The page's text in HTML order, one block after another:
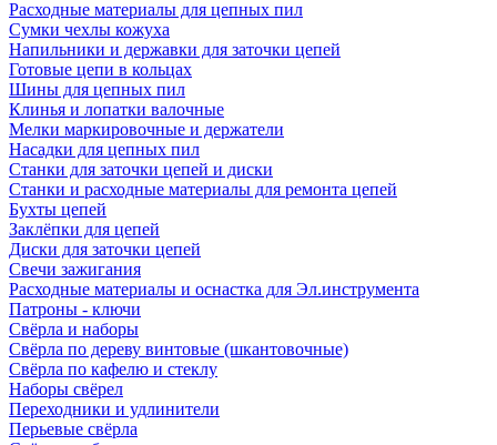
Расходные материалы для цепных пил
Сумки чехлы кожуха
Напильники и державки для заточки цепей
Готовые цепи в кольцах
Шины для цепных пил
Клинья и лопатки валочные
Мелки маркировочные и держатели
Насадки для цепных пил
Станки для заточки цепей и диски
Станки и расходные материалы для ремонта цепей
Бухты цепей
Заклёпки для цепей
Диски для заточки цепей
Свечи зажигания
Расходные материалы и оснастка для Эл.инструмента
Патроны - ключи
Свёрла и наборы
Свёрла по дереву винтовые (шкантовочные)
Свёрла по кафелю и стеклу
Наборы свёрел
Переходники и удлинители
Перьевые свёрла